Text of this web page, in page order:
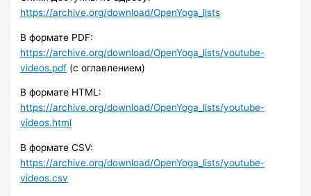
https://archive.org/download/OpenYoga_lists
В формате PDF:
https://archive.org/download/OpenYoga_lists/youtube-
videos.pdf (с оглавлением)
В формате HTML:
https://archive.org/download/OpenYoga_lists/youtube-
videos.html
В формате CSV:
https://archive.org/download/OpenYoga_lists/youtube-
videos.csv